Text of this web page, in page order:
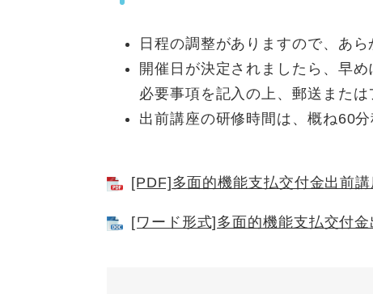
日程の調整がありますので、あ
開催日が決定されましたら、早
必要事項を記入の上、郵送または
出前講座の研修時間は、概ね60
[PDF]多面的機能支払交付金出前
[ワード形式]多面的機能支払交付